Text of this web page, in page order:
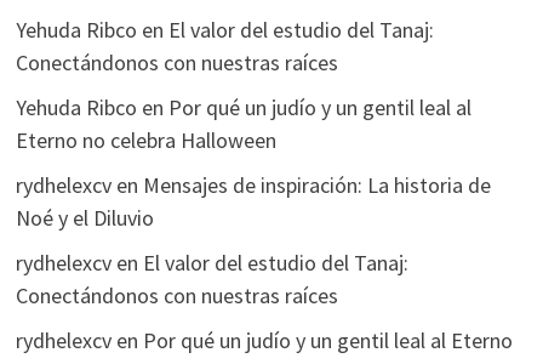
Yehuda Ribco en El valor del estudio del Tanaj:
Conectándonos con nuestras raíces
Yehuda Ribco en Por qué un judío y un gentil leal al
Eterno no celebra Halloween
rydhelexcven Mensajes de inspiración: La historia de
Noé y el Diluvio
rydhelexcven El valor del estudio del Tanaj:
Conectándonos con nuestras raíces
rydhelexcven Por qué un judío y un gentil leal al Eterno